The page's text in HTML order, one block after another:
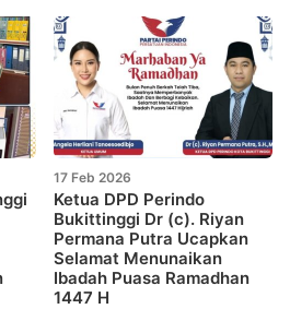
17 Feb 2026
Ketua DPD Perindo
Bukittinggi Dr (c). Riyan
Permana Putra Ucapkan
Selamat Menunaikan
Ibadah Puasa Ramadhan
1447 H